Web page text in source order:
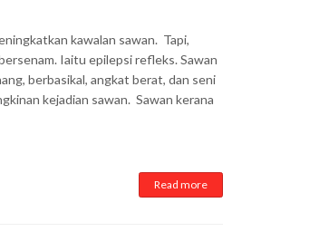
kawalan sawan. Tapi,
Iaitu epilepsi refleks. Sawan
berbasikal, angkat berat, dan seni
kejadian sawan. Sawan kerana
Read more